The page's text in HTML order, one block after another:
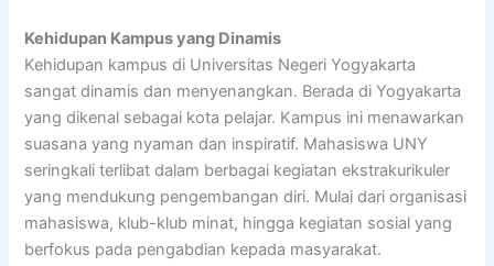
Kehidupan Kampus yang Dinamis
Kehidupan kampus di Universitas Negeri Yogyakarta
sangat dinamis dan menyenangkan. Berada di Yogyakarta
yang dikenal sebagai kota pelajar. Kampus ini menawarkan
suasana yang nyaman dan inspiratif. Mahasiswa UNY
seringkali terlibat dalam berbagai kegiatan ekstrakurikuler
yang mendukung pengembangan diri. Mulai dari organisasi
mahasiswa, klub-klub minat, hingga kegiatan sosial yang
berfokus pada pengabdian kepada masyarakat.